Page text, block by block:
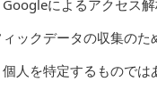
によるアクセス
ックデータの収集の
人を特定するものでは